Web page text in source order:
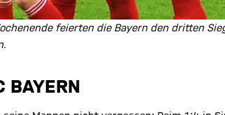
feierten die Bayern den dritten
BAYERN